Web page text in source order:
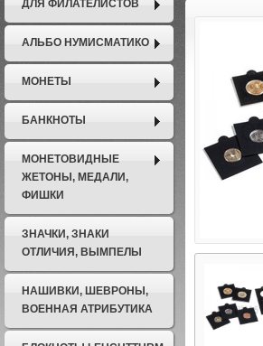
ДЛЯ ФИЛАТЕЛИСТОВ
АЛЬБО НУМИСМАТИКО
МОНЕТЫ
БАНКНОТЫ
МОНЕТОВИДНЫЕ
ЖЕТОНЫ, МЕДАЛИ,
ФИШКИ
ЗНАЧКИ, ЗНАКИ
ОТЛИЧИЯ, ВЫМПЕЛЫ
НАШИВКИ, ШЕВРОНЫ,
ВОЕННАЯ АТРИБУТИКА